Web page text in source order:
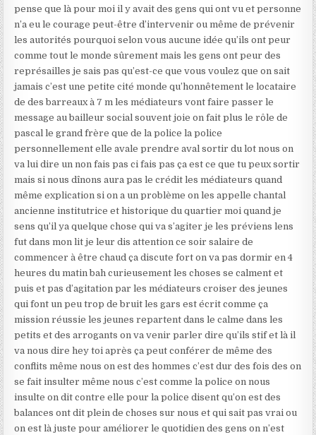
pense que là pour moi il y avait des gens qui ont vu et personne
n’a eu le courage peut-être d’intervenir ou même de prévenir
les autorités pourquoi selon vous aucune idée qu’ils ont peur
comme tout le monde sûrement mais les gens ont peur des
représailles je sais pas qu’est-ce que vous voulez que on sait
jamais c’est une petite cité monde qu’honnêtement le locataire
de des barreaux à 7 m les médiateurs vont faire passer le
message au bailleur social souvent joie on fait plus le rôle de
pascal le grand frère que de la police la police
personnellement elle avale prendre aval sortir du lot nous on
va lui dire un non fais pas ci fais pas ça est ce que tu peux sortir
mais si nous dînons aura pas le crédit les médiateurs quand
même explication si on a un problème on les appelle chantal
ancienne institutrice et historique du quartier moi quand je
sens qu’il ya quelque chose qui va s’agiter je les préviens lens
fut dans mon lit je leur dis attention ce soir salaire de
commencer à être chaud ça discute fort on va pas dormir en 4
heures du matin bah curieusement les choses se calment et
puis et pas d’agitation par les médiateurs croiser des jeunes
qui font un peu trop de bruit les gars est écrit comme ça
mission réussie les jeunes repartent dans le calme dans les
petits et des arrogants on va venir parler dire qu’ils stif et là il
va nous dire hey toi après ça peut conférer de même des
conflits même nous on est des hommes c’est dur des fois des on
se fait insulter même nous c’est comme la police on nous
insulte on dit contre elle pour la police disent qu’on est des
balances ont dit plein de choses sur nous et qui sait pas vrai ou
on est là juste pour améliorer le quotidien des gens on n’est